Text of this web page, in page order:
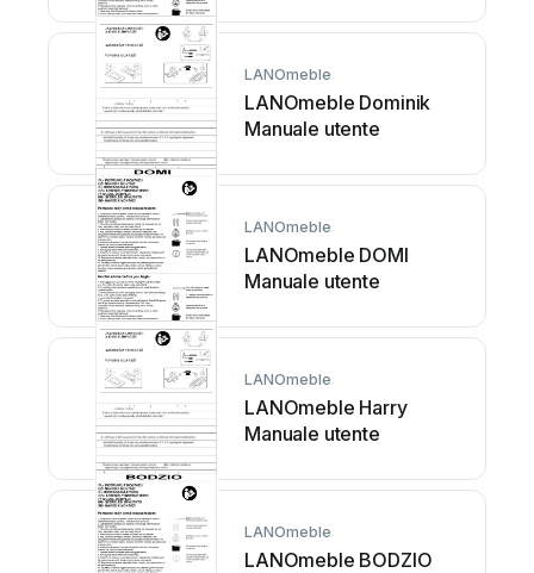
LANOmeble
LANOmeble Dominik
Manuale utente
LANOmeble
LANOmeble DOMI
Manuale utente
LANOmeble
LANOmeble Harry
Manuale utente
LANOmeble
LANOmeble BODZIO